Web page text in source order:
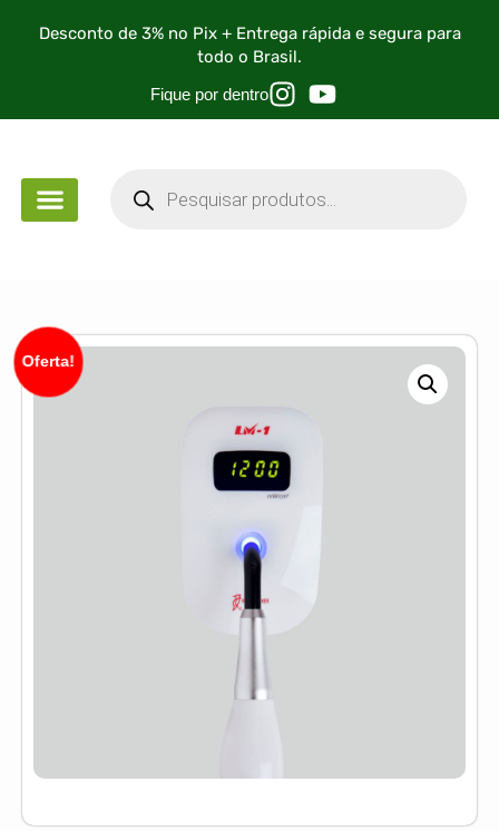
Desconto de 3% no Pix + Entrega rápida e segura para
todo o Brasil.
Fique por dentro
Oferta!